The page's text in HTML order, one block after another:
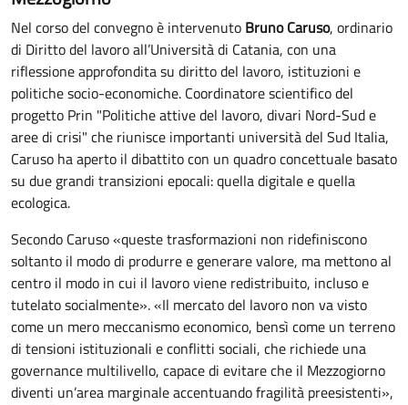
Nel corso del convegno è intervenuto Bruno Caruso, ordinario
di Diritto del lavoro all’Università di Catania, con una
riflessione approfondita su diritto del lavoro, istituzioni e
politiche socio-economiche. Coordinatore scientifico del
progetto Prin "Politiche attive del lavoro, divari Nord-Sud e
aree di crisi" che riunisce importanti università del Sud Italia,
Caruso ha aperto il dibattito con un quadro concettuale basato
su due grandi transizioni epocali: quella digitale e quella
ecologica.
Secondo Caruso «queste trasformazioni non ridefiniscono
soltanto il modo di produrre e generare valore, ma mettono al
centro il modo in cui il lavoro viene redistribuito, incluso e
tutelato socialmente». «Il mercato del lavoro non va visto
come un mero meccanismo economico, bensì come un terreno
di tensioni istituzionali e conflitti sociali, che richiede una
governance multilivello, capace di evitare che il Mezzogiorno
diventi un’area marginale accentuando fragilità preesistenti»,